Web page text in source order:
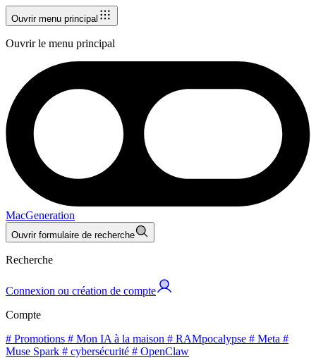
Ouvrir menu principal
Ouvrir le menu principal
MacGeneration
Ouvrir formulaire de recherche
Recherche
Connexion ou création de compte
Compte
# Promotions # Mon IA à la maison # RAMpocalypse # Meta #
Muse Spark # cybersécurité # OpenClaw